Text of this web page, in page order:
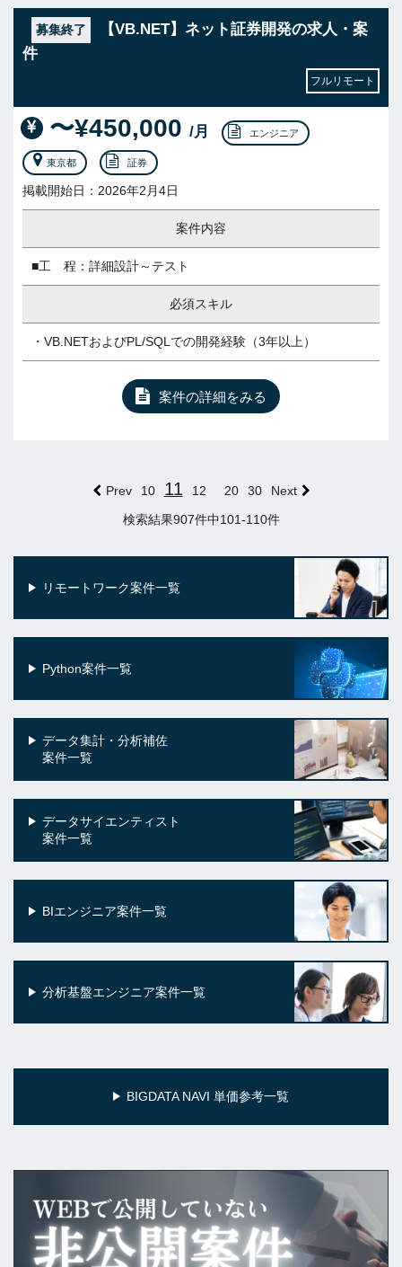
募集終了
【VB.NET】ネット証券開発の求人・案
件
フルリモート
〜¥450,000 /月 エンジニア
東京都 証券
掲載開始日：2026年2月4日
案件内容
■工 程：詳細設計～テスト
必須スキル
・VB.NETおよびPL/SQLでの開発経験（3年以上）
案件の詳細をみる
Prev 10 11 12 20 30 Next
検索結果907件中101-110件
リモートワーク案件一覧
Python案件一覧
データ集計・分析補佐
案件一覧
データサイエンティスト
案件一覧
BIエンジニア案件一覧
分析基盤エンジニア案件一覧
BIGDATA NAVI 単価参考一覧